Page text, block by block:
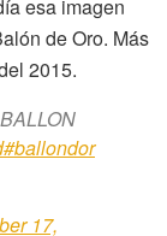
esa imagen
de Oro. Más
2015.
#ballondor
17,